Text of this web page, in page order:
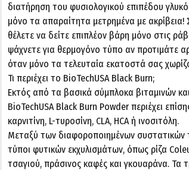
διατήρηση του φυσιολογικού επιπέδου
μόνο τα απαραίτητα μετρημένα με ακρίβεια!
θέλετε να δείτε επιπλέον βάρη μόνο στις
ψάχνετε για θερμογόνο τύπο αν προτιμάτε
όταν μόνο τα τελευταία εκατοστά σας
Τι περιέχει το BioTechUSA Black Burn;
Εκτός από τα βασικά σύμπλοκα βιταμινών
BioTechUSA Black Burn Powder περιέχει
καρνιτίνη, L-τυροσίνη, CLA, HCA ή ινοσιτόλη.
Μεταξύ των διαφοροποιημένων συστατικών
τύποι φυτικών εκχυλισμάτων, όπως ρίζα
τσαγιού, πράσινος καφές και γκουαράνα. Τα